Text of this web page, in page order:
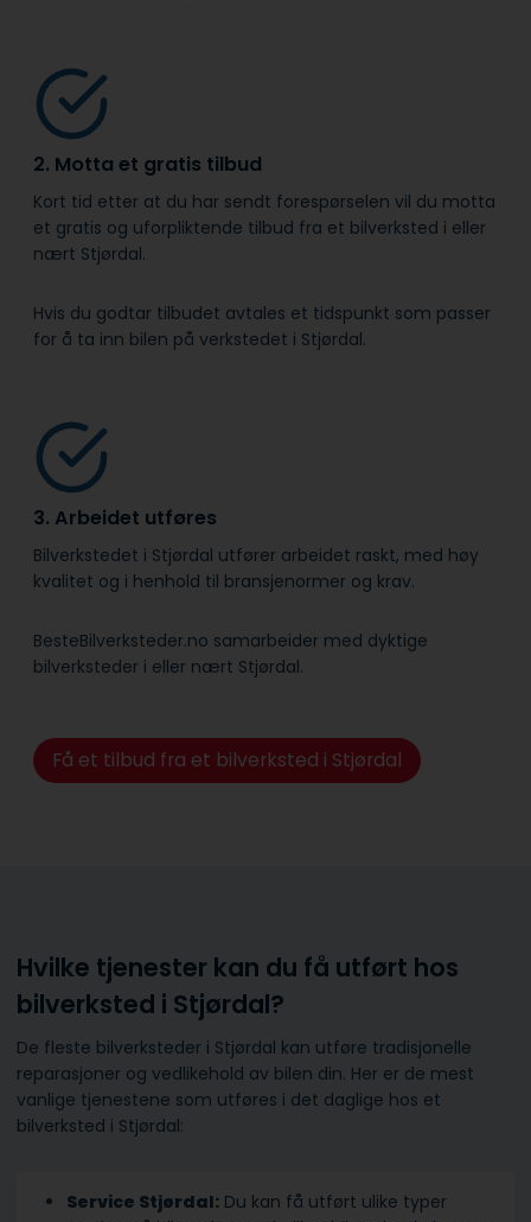
2. Motta et gratis tilbud
Kort tid etter at du har sendt forespørselen vil du motta
et gratis og uforpliktende tilbud fra et bilverksted i eller
nært Stjørdal.
Hvis du godtar tilbudet avtales et tidspunkt som passer
for å ta inn bilen på verkstedet i Stjørdal.
3. Arbeidet utføres
Bilverkstedet i Stjørdal utfører arbeidet raskt, med høy
kvalitet og i henhold til bransje­normer og krav.
BesteBilverksteder.no samarbeider med dyktige
bilverksteder i eller nært Stjørdal.
Få et tilbud fra et bilverksted i Stjørdal
Hvilke tjenester kan du få utført hos
bilverksted i Stjørdal?
De fleste bilverksteder i Stjørdal kan utføre tradisjonelle
reparasjoner og vedlikehold av bilen din. Her er de mest
vanlige tjenestene som utføres i det daglige hos et
bilverksted i Stjørdal:
Service Stjørdal: Du kan få utført ulike typer